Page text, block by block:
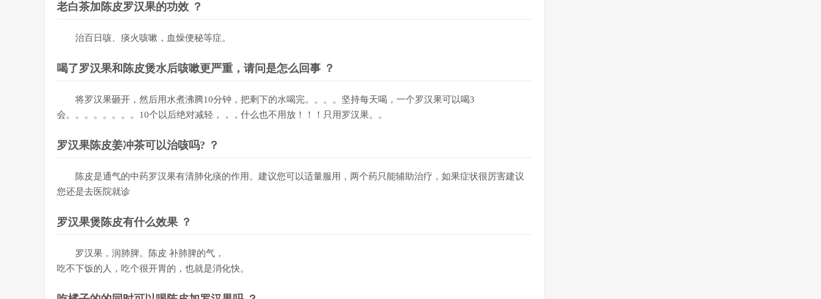
老白茶加陈皮罗汉果的功效 ？
治百日咳、痰火咳嗽，血燥便秘等症。
喝了罗汉果和陈皮煲水后咳嗽更严重，请问是怎么回事 ？
将罗汉果砸开，然后用水煮沸腾10分钟，把剩下的水喝完。。。。坚持每天喝，一个罗汉果可以喝3
会。。。。。。。。10个以后绝对减轻，，，什么也不用放！！！只用罗汉果。。
罗汉果陈皮姜冲茶可以治咳吗? ？
陈皮是通气的中药罗汉果有清肺化痰的作用。建议您可以适量服用，两个药只能辅助治疗，如果症状很厉害建议
您还是去医院就诊
罗汉果煲陈皮有什么效果 ？
罗汉果，润肺脾。陈皮 补肺脾的气，
吃不下饭的人，吃个很开胃的，也就是消化快。